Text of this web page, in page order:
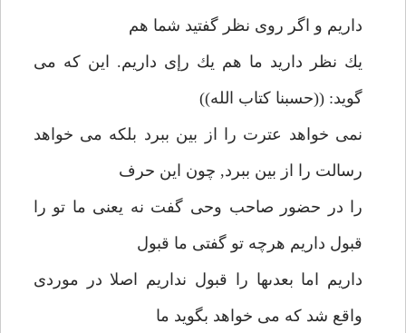
داريم و اگر روى نظر گفتيد شما هم
يك نظر داريد ما هم يك رإى داريم. اين كه مى
گويد: ((حسبنا كتاب الله))
نمى خواهد عترت را از بين ببرد بلكه مى خواهد
رسالت را از بين ببرد, چون اين حرف
را در حضور صاحب وحى گفت نه يعنى ما تو را
قبول داريم هرچه تو گفتى ما قبول
داريم اما بعدىها را قبول نداريم اصلا در موردى
واقع شد كه مى خواهد بگويد ما